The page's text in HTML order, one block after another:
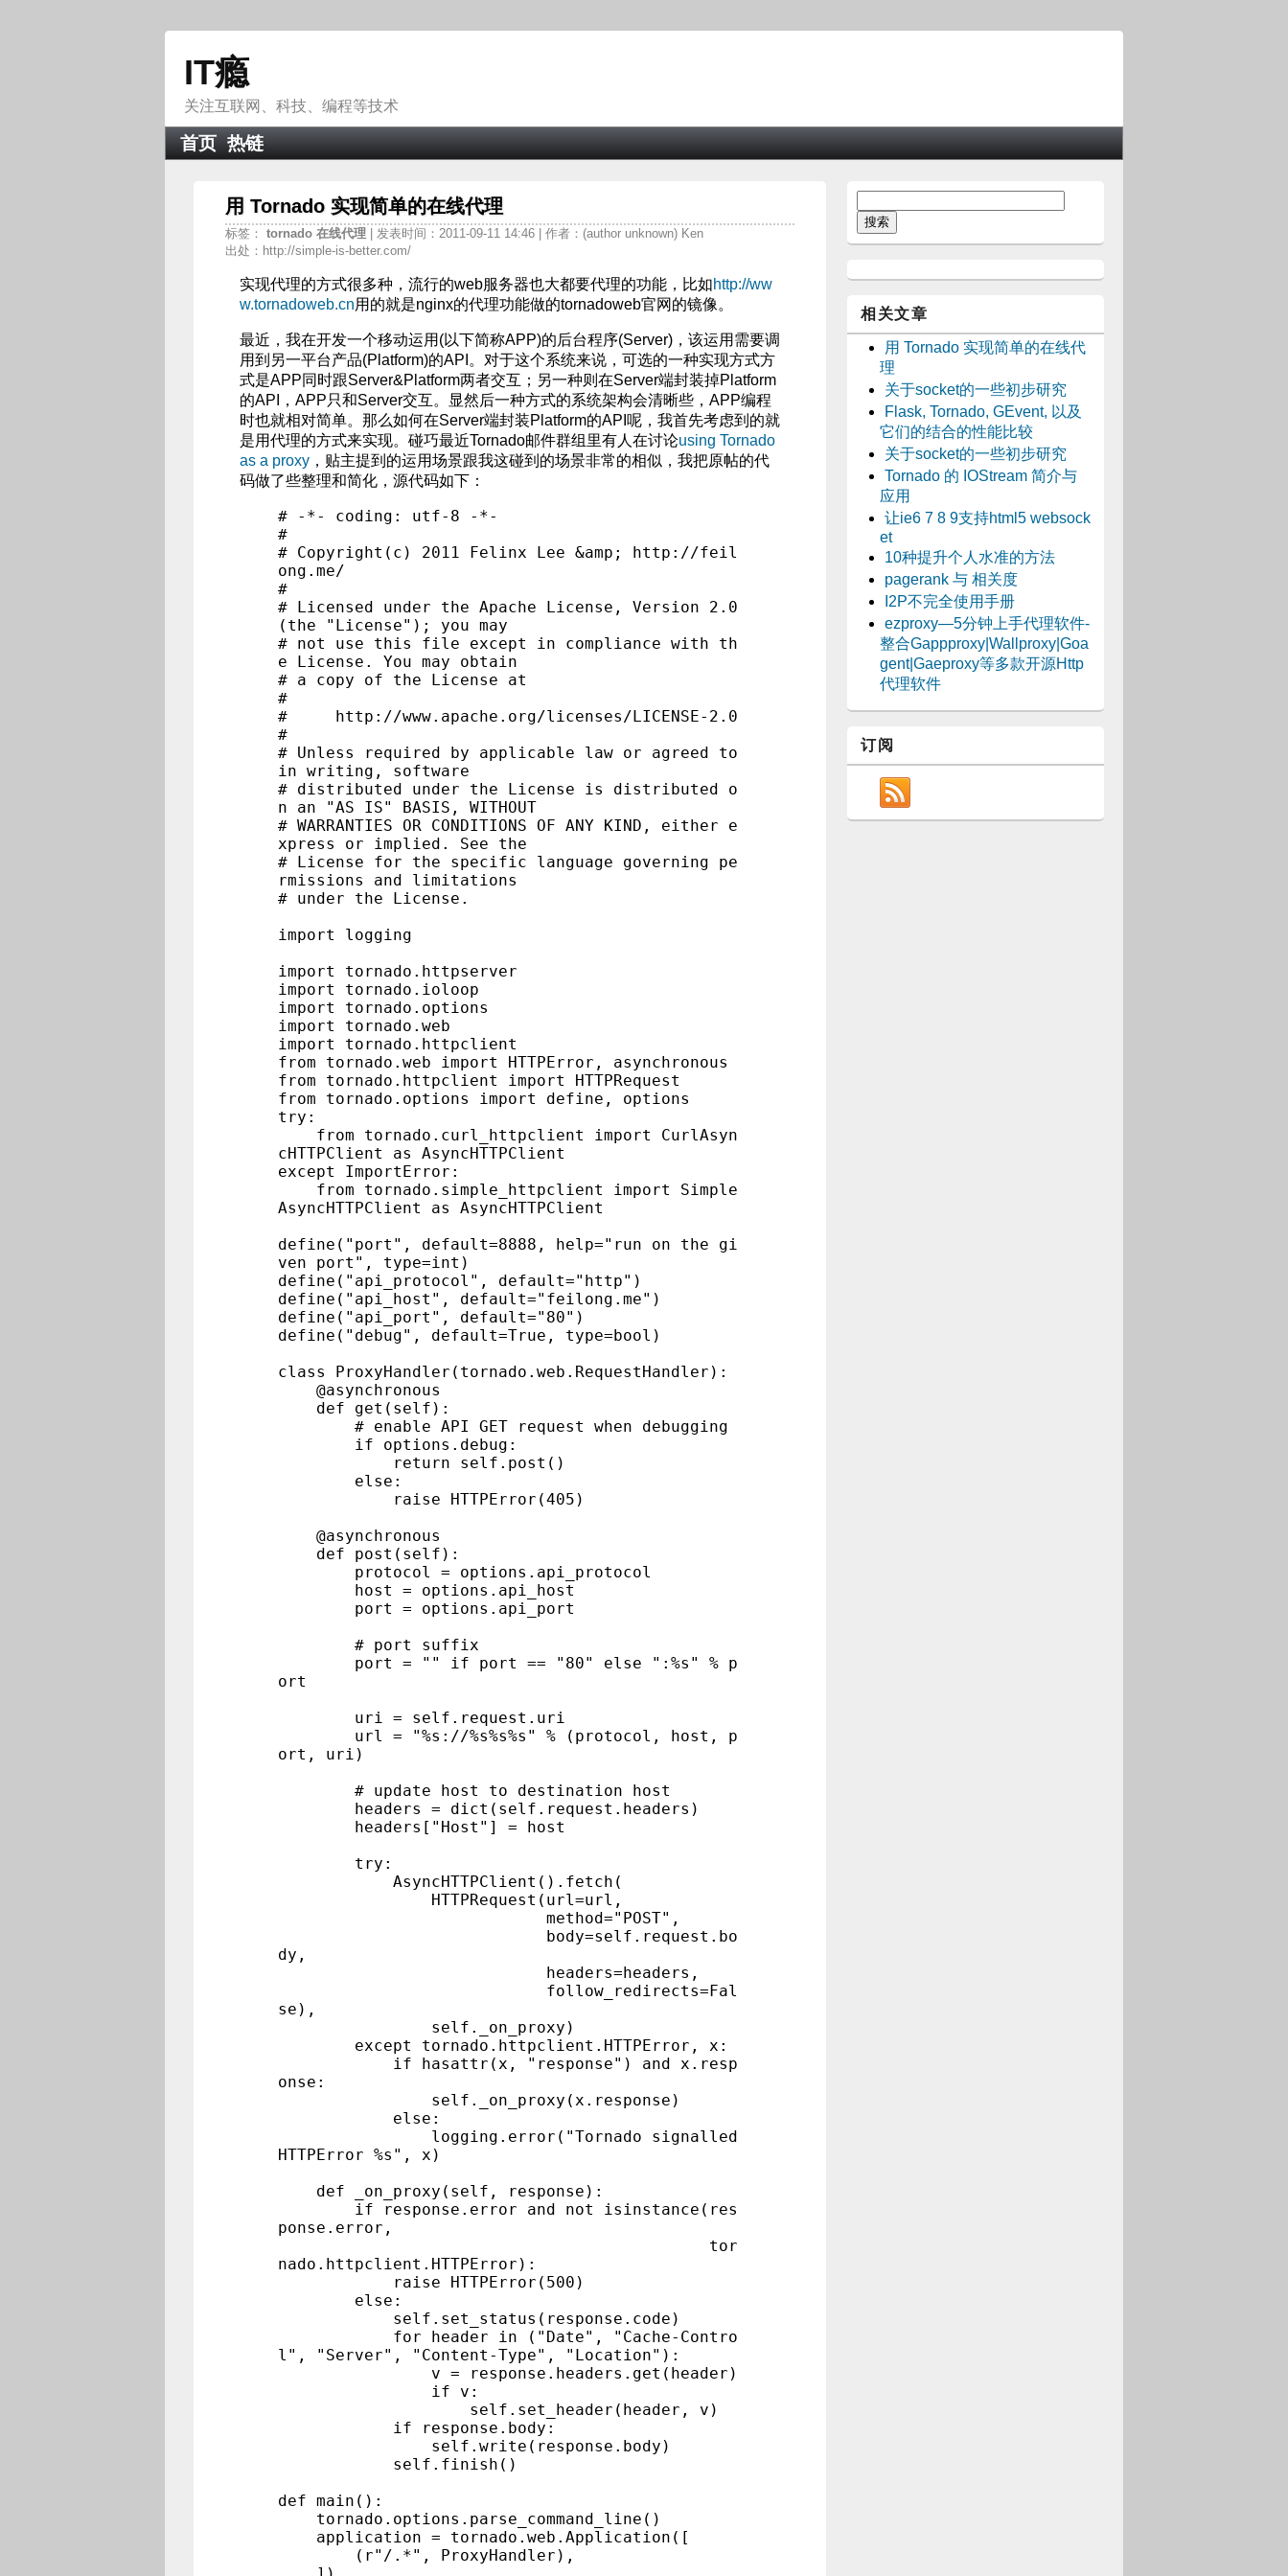
IT瘾
关注互联网、科技、编程等技术
首页 热链
用 Tornado 实现简单的在线代理
标签： tornado 在线代理
| 发表时间：2011-09-11 14:46 | 作者：(author unknown) Ken
出处：http://simple-is-better.com/
实现代理的方式很多种，流行的web服务器也大都要代理的功能，比如http://ww
w.tornadoweb.cn用的就是nginx的代理功能做的tornadoweb官网的镜像。
最近，我在开发一个移动运用(以下简称APP)的后台程序(Server)，该运用需要调
用到另一平台产品(Platform)的API。对于这个系统来说，可选的一种实现方式方
式是APP同时跟Server&Platform两者交互；另一种则在Server端封装掉Platform
的API，APP只和Server交互。显然后一种方式的系统架构会清晰些，APP编程
时也就相对简单。那么如何在Server端封装Platform的API呢，我首先考虑到的就
是用代理的方式来实现。碰巧最近Tornado邮件群组里有人在讨论using Tornado
as a proxy ，贴主提到的运用场景跟我这碰到的场景非常的相似，我把原帖的代
码做了些整理和简化，源代码如下：
# -*- coding: utf-8 -*-
#
# Copyright(c) 2011 Felinx Lee &amp; http://feil
ong.me/
#
# Licensed under the Apache License, Version 2.0
(the "License"); you may
# not use this file except in compliance with th
e License. You may obtain
# a copy of the License at
#
# http://www.apache.org/licenses/LICENSE-2.0
#
# Unless required by applicable law or agreed to
in writing, software
# distributed under the License is distributed o
n an "AS IS" BASIS, WITHOUT
# WARRANTIES OR CONDITIONS OF ANY KIND, either e
xpress or implied. See the
# License for the specific language governing pe
rmissions and limitations
# under the License.
import logging
import tornado.httpserver
import tornado.ioloop
import tornado.options
import tornado.web
import tornado.httpclient
from tornado.web import HTTPError, asynchronous
from tornado.httpclient import HTTPRequest
from tornado.options import define, options
try:
from tornado.curl_httpclient import CurlAsyn
cHTTPClient as AsyncHTTPClient
except ImportError:
from tornado.simple_httpclient import Simple
AsyncHTTPClient as AsyncHTTPClient
define("port", default=8888, help="run on the gi
ven port", type=int)
define("api_protocol", default="http")
define("api_host", default="feilong.me")
define("api_port", default="80")
define("debug", default=True, type=bool)
class ProxyHandler(tornado.web.RequestHandler):
@asynchronous
def get(self):
# enable API GET request when debugging
if options.debug:
return self.post()
else:
raise HTTPError(405)
@asynchronous
def post(self):
protocol = options.api_protocol
host = options.api_host
port = options.api_port
# port suffix
port = "" if port == "80" else ":%s" % p
ort
uri = self.request.uri
url = "%s://%s%s%s" % (protocol, host, p
ort, uri)
# update host to destination host
headers = dict(self.request.headers)
headers["Host"] = host
try:
AsyncHTTPClient().fetch(
HTTPRequest(url=url,
method="POST",
body=self.request.bo
dy,
headers=headers,
follow_redirects=Fal
se),
self._on_proxy)
except tornado.httpclient.HTTPError, x:
if hasattr(x, "response") and x.resp
onse:
self._on_proxy(x.response)
else:
logging.error("Tornado signalled
HTTPError %s", x)
def _on_proxy(self, response):
if response.error and not isinstance(res
ponse.error,
tor
nado.httpclient.HTTPError):
raise HTTPError(500)
else:
self.set_status(response.code)
for header in ("Date", "Cache-Contro
l", "Server", "Content-Type", "Location"):
v = response.headers.get(header)
if v:
self.set_header(header, v)
if response.body:
self.write(response.body)
self.finish()
def main():
tornado.options.parse_command_line()
application = tornado.web.Application([
(r"/.*", ProxyHandler),
相关文章
用 Tornado 实现简单的在线代
理
关于socket的一些初步研究
Flask, Tornado, GEvent, 以及
它们的结合的性能比较
关于socket的一些初步研究
Tornado 的 IOStream 简介与
应用
让ie6 7 8 9支持html5 websock
et
10种提升个人水准的方法
pagerank 与 相关度
I2P不完全使用手册
ezproxy—5分钟上手代理软件-
整合Gappproxy|Wallproxy|Goa
gent|Gaeproxy等多款开源Http
代理软件
订阅